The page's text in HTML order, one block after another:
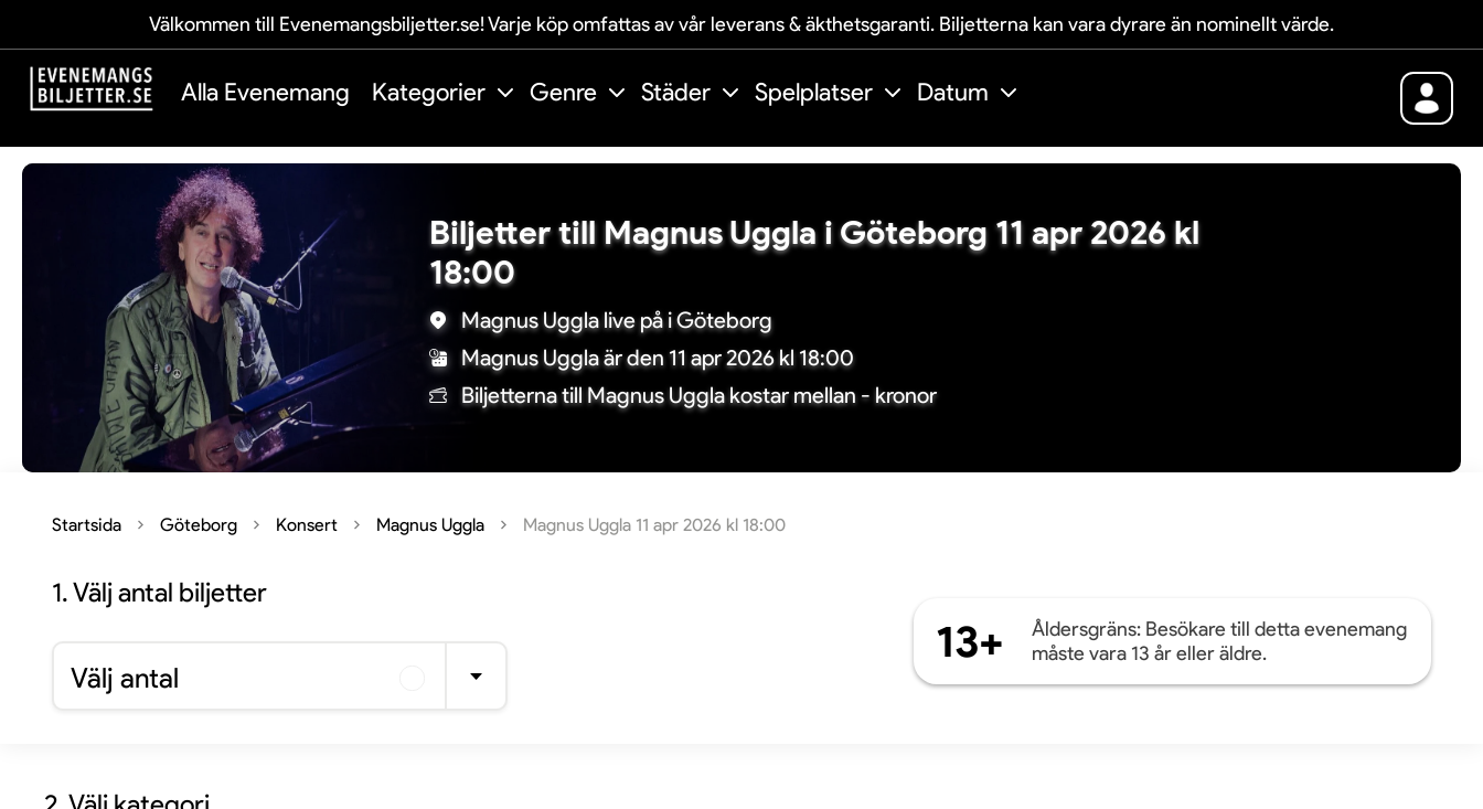
Välkommen till Evenemangsbiljetter.se! Varje köp omfattas av vår leverans & äkthetsgaranti. Biljetterna kan vara dyrare än nominellt värde.
Alla Evenemang Kategorier Genre Städer Spelplatser Datum
Biljetter till Magnus Uggla i Göteborg 11 apr 2026 kl
18:00
Magnus Uggla live på i Göteborg
Magnus Uggla är den 11 apr 2026 kl 18:00
Biljetterna till Magnus Uggla kostar mellan - kronor
Startsida Göteborg Konsert Magnus Uggla Magnus Uggla 11 apr 2026 kl 18:00
1.Välj antal biljetter
Välj antal
13+
Åldersgräns: Besökare till detta evenemang
måste vara 13 år eller äldre.